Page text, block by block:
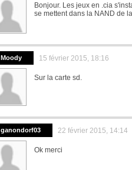
Bonjour. Les jeux en .cia
se mettent dans la NAND de
Moody 15 février 2015, 18:16
Sur la carte sd.
ganondorf03 22 février 2015, 14:14
Ok merci